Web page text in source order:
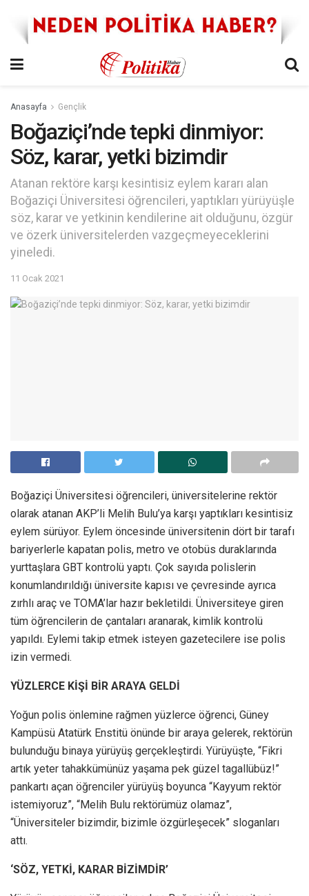
Anasayfa Gençlik
Boğaziçi’nde tepki dinmiyor:
Söz, karar, yetki bizimdir
Atanan rektöre karşı kesintisiz eylem kararı alan
Boğaziçi Üniversitesi öğrencileri, yaptıkları yürüyüşle
söz, karar ve yetkinin kendilerine ait olduğunu, özgür
ve özerk üniversitelerden vazgeçmeyeceklerini
yineledi.
11 Ocak 2021
Boğaziçi Üniversitesi öğrencileri, üniversitelerine rektör
olarak atanan AKP’li Melih Bulu’ya karşı yaptıkları kesintisiz
eylem sürüyor. Eylem öncesinde üniversitenin dört bir tarafı
bariyerlerle kapatan polis, metro ve otobüs duraklarında
yurttaşlara GBT kontrolü yaptı. Çok sayıda polislerin
konumlandırıldığı üniversite kapısı ve çevresinde ayrıca
zırhlı araç ve TOMA’lar hazır bekletildi. Üniversiteye giren
tüm öğrencilerin de çantaları aranarak, kimlik kontrolü
yapıldı. Eylemi takip etmek isteyen gazetecilere ise polis
izin vermedi.
YÜZLERCE KİŞİ BİR ARAYA GELDİ
Yoğun polis önlemine rağmen yüzlerce öğrenci, Güney
Kampüsü Atatürk Enstitü önünde bir araya gelerek, rektörün
bulunduğu binaya yürüyüş gerçekleştirdi. Yürüyüşte, “Fikri
artık yeter tahakkümünüz yaşama pek güzel tagallübüz!”
pankartı açan öğrenciler yürüyüş boyunca “Kayyum rektör
istemiyoruz”, “Melih Bulu rektörümüz olamaz”,
“Üniversiteler bizimdir, bizimle özgürleşecek” sloganları
attı.
‘SÖZ, YETKİ, KARAR BİZİMDİR’